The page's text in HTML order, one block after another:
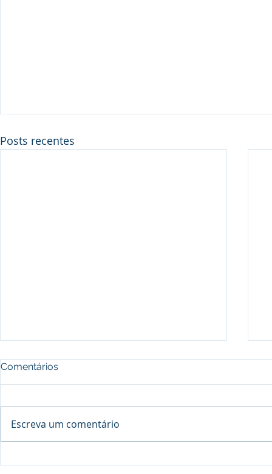
Posts recentes
Comentários
Escreva um comentário